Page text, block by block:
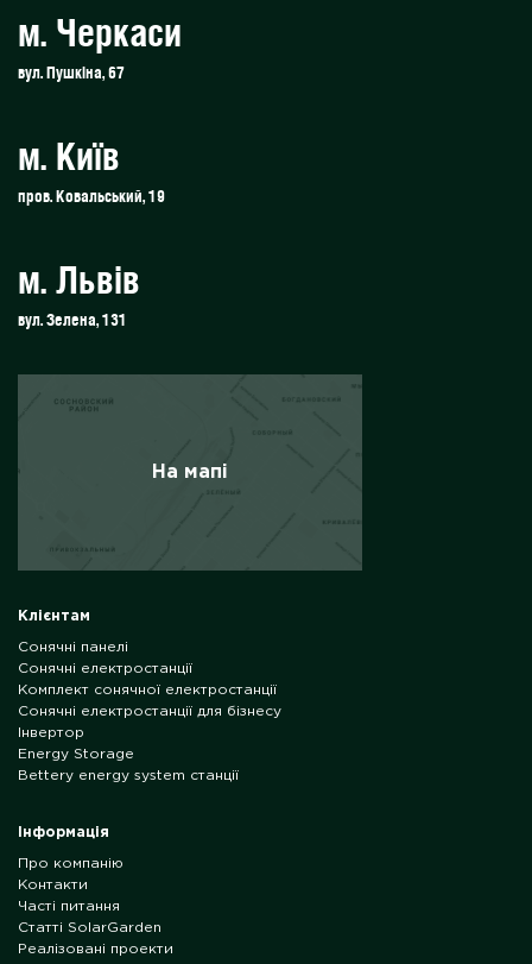
м. Черкаси
вул. Пушкіна, 67
м. Київ
пров. Ковальський, 19
м. Львів
вул. Зелена, 131
На мапі
Клієнтам
Сонячні панелі
Сонячні електростанції
Комплект сонячної електростанції
Сонячні електростанції для бізнесу
Інвертор
Energy Storage
Bettery energy system станції
Інформація
Про компанію
Контакти
Часті питання
Статті SolarGarden
Реалізовані проекти